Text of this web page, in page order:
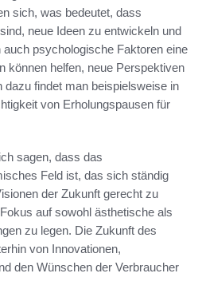
sich, was bedeutet, dass
neue Ideen zu entwickeln und
psychologische Faktoren eine
können helfen, neue Perspektiven
dazu findet man beispielsweise in
von Erholungspausen für
sagen, dass das
Feld ist, das sich ständig
der Zukunft gerecht zu
auf sowohl ästhetische als
zu legen. Die Zukunft des
von Innovationen,
den Wünschen der Verbraucher